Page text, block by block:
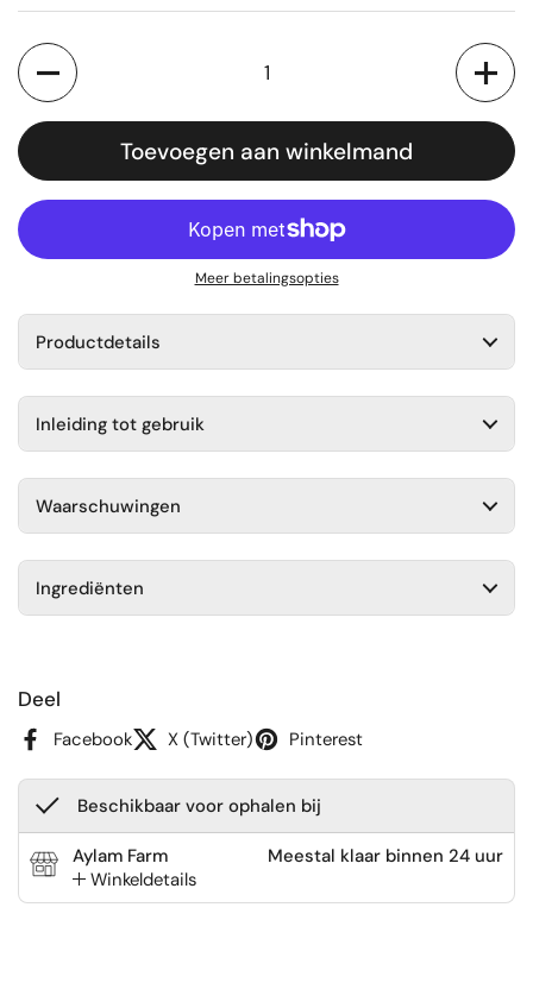
Aantal
Toevoegen aan winkelmand
Meer betalingsopties
Productdetails
Inleiding tot gebruik
Waarschuwingen
Ingrediënten
Deel
Facebook X (Twitter) Pinterest
Beschikbaar voor ophalen bij
Aylam Farm
Winkeldetails
Meestal klaar binnen 24 uur